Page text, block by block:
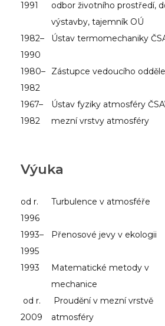
1991
odbor životního prostředí,
výstavby, tajemník OÚ
1982–
1990
Ústav termomechaniky
1980–
1982
Zástupce vedoucího
1967–
1982
Ústav fyziky atmosféry
mezní vrstvy atmosféry
Výuka
od r.
1996
Turbulence v atmosféře
1993–
1995
Přenosové jevy v ekologii
1993
Matematické metody v
mechanice
od r.
2009
Proudění v mezní vrstvě
atmosféry